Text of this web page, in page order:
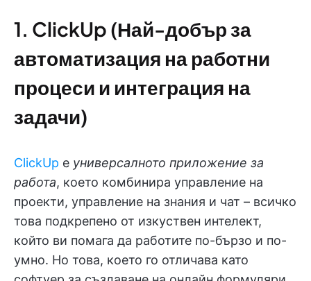
1. ClickUp (Най-добър за
автоматизация на работни
процеси и интеграция на
задачи)
ClickUp е универсалното приложение за
работа, което комбинира управление на
проекти, управление на знания и чат – всичко
това подкрепено от изкуствен интелект,
който ви помага да работите по-бързо и по-
умно. Но това, което го отличава като